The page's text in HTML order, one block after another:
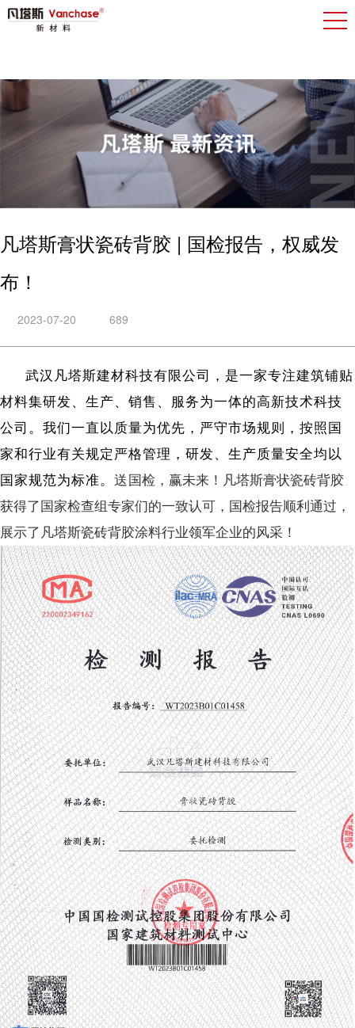
凡塔斯膏状瓷砖背胶 | 国检报告，权威发
布！
2023-07-20 689
武汉凡塔斯建材科技有限公司，是一家专注建筑铺贴
材料集研发、生产、销售、服务为一体的高新技术科技
公司。 我们一直以 质量为优先，严守市场规则，按照国
家和行业有关规定严格管理，研发、生产质量安全均以
国家规范为标准。 送 国检，赢未来！凡塔斯膏状瓷砖背胶
获得了国家检查组专家们的一致认可，国检报告顺利通过，
展示了凡塔斯瓷砖背胶涂料行业领军企业的风采！